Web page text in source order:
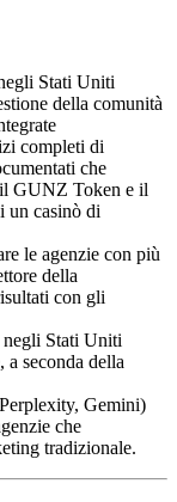
Stati Uniti
della comunità
completi di
che
GUNZ Token e il
un casinò di
le agenzie con più
della
con gli
Stati Uniti
a seconda della
Gemini)
che
tradizionale.